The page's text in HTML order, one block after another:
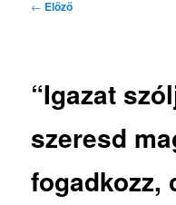
Bejegyzés
← Előző
“Igazat
szeresd
fogadkozz,